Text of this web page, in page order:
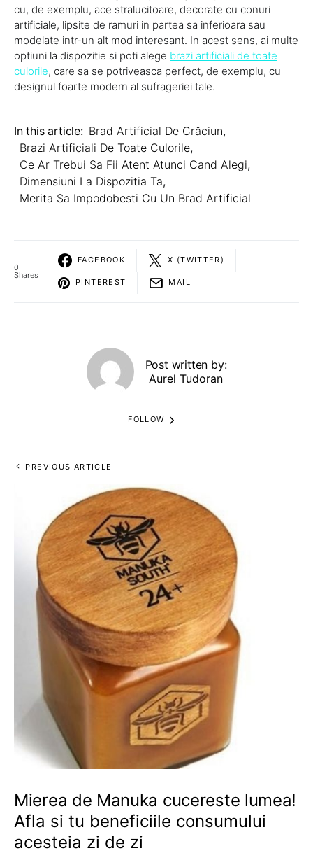
cu, de exemplu, ace stralucitoare, decorate cu conuri
artificiale, lipsite de ramuri in partea sa inferioara sau
modelate intr-un alt mod interesant. In acest sens, ai multe
optiuni la dispozitie si poti alege brazi artificiali de toate
culorile, care sa se potriveasca perfect, de exemplu, cu
designul foarte modern al sufrageriei tale.
In this article: Brad Artificial De Crăciun,
Brazi Artificiali De Toate Culorile,
Ce Ar Trebui Sa Fii Atent Atunci Cand Alegi,
Dimensiuni La Dispozitia Ta,
Merita Sa Impodobesti Cu Un Brad Artificial
0
Shares
FACEBOOK X (TWITTER)
PINTEREST MAIL
Post written by:
Aurel Tudoran
FOLLOW
PREVIOUS ARTICLE
Mierea de Manuka cucereste lumea!
Afla si tu beneficiile consumului
acesteia zi de zi